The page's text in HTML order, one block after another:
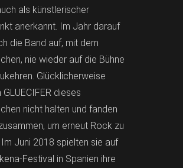
als künstlerischer
anerkannt. Im Jahr darauf
die Band auf, mit dem
nie wieder auf die Bühne
Glücklicherweise
GLUECIFER dieses
nicht halten und fanden
um erneut Rock zu
Im Juni 2018 spielten sie auf
Festival in Spanien ihre